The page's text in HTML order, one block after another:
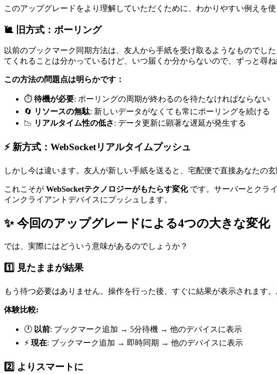
このアップグレードをより理解していただくために、わかりやすい例えを使
🐌 旧方式：ポーリング
以前のブックマーク同期方法は、友人から手紙を受け取るようなものでし
てくれることは分かっているけど、いつ届くか分からないので、ずっと尋ね
この方法の問題点は明らかです：
⏱️ 待機が必要: ポーリングの周期が終わるのを待たなければならない
🔄 リソースの無駄: 新しいデータがなくても常にポーリングを続ける
📉 リアルタイム性の低さ: データ更新に顕著な遅延が発生する
⚡ 新方式：WebSocketリアルタイムプッシュ
しかし今は違います。友人が新しい手紙を送ると、宅配便で直接あなたの玄
これこそが WebSocketテクノロジーがもたらす変化です。サーバーとクラ
インクライアントデバイスにプッシュします。
✨ 今回のアップグレードによる4つの大きな変化
では、実際にはどういう意味があるのでしょうか？
1️⃣ 見たままが結果
もう待つ必要はありません。操作を行った後、すぐに結果が表示されます
体験比較:
🕐 以前: ブックマーク追加 → 5分待機 → 他のデバイスに表示
⚡ 現在: ブックマーク追加 → 即時同期 → 他のデバイスに表示
2️⃣ よりスマートに